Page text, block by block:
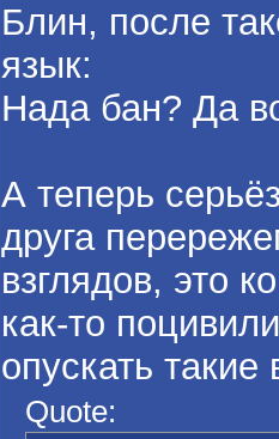
Блин, после
язык:
Нада бан? Да
А теперь
друга
взглядов, это
как-то
опускать такие
Quote: